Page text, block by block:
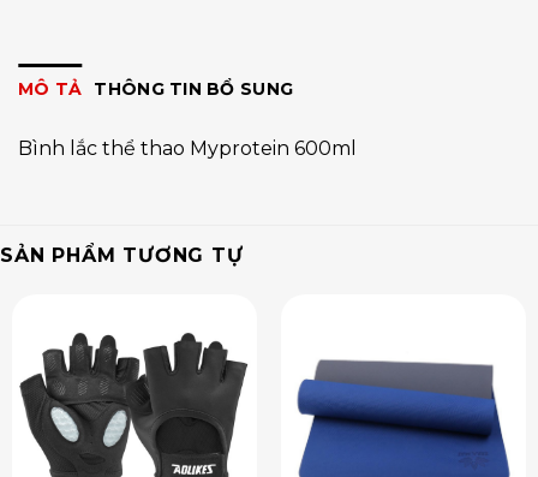
MÔ TẢ THÔNG TIN BỔ SUNG
Bình lắc thể thao Myprotein 600ml
SẢN PHẨM TƯƠNG TỰ